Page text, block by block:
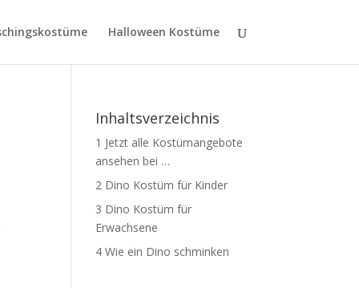
Halloween Kostüme
Inhaltsverzeichnis
1 Jetzt alle Kostümangebote
ansehen bei …
2 Dino Kostüm für Kinder
3 Dino Kostüm für
Erwachsene
4 Wie ein Dino schminken